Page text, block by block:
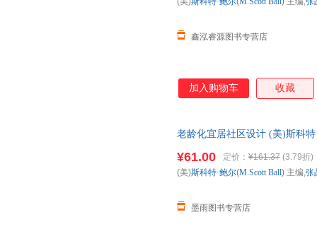
鑫泓睿源图书专营店
加入购物车 收藏
老龄化宜居社区设计 (美)斯科
购！
¥61.00 定价： ¥161.37 (3.79折)
墨雨图书专营店
(美)斯科特·鲍尔(M.Scott Ball) 主编,张